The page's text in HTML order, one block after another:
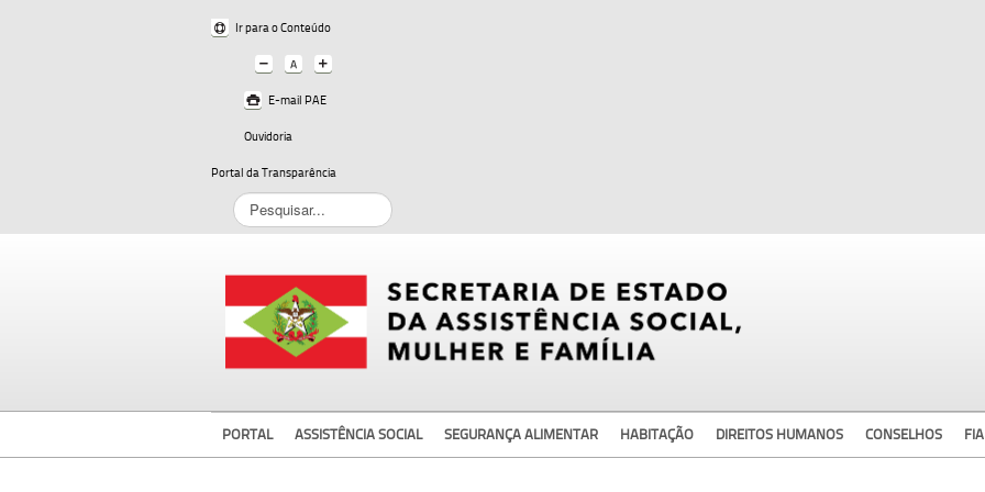
Ir para o Conteúdo
E-mail PAE
Ouvidoria
Portal da Transparência
Pesquisar...
PORTAL ASSISTÊNCIA SOCIAL SEGURANÇA ALIMENTAR HABITAÇÃO DIREITOS HUMANOS CONSELHOS FIA